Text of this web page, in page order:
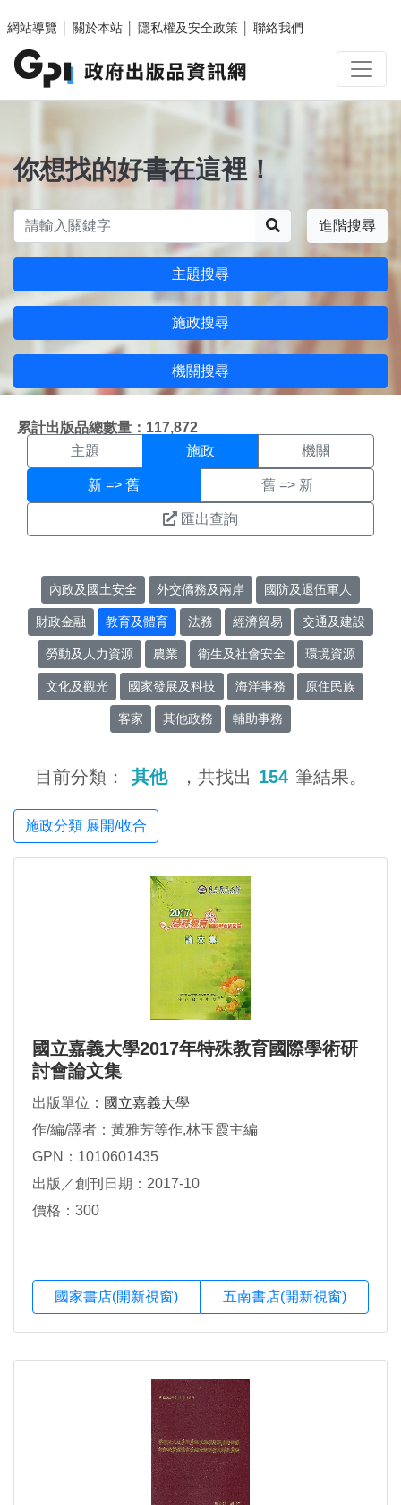
網站導覽
關於本站 隱私權及安全政策 聯絡我們
你想找的好書在這裡！
進階搜尋
主題搜尋
施政搜尋
機關搜尋
累計出版品總數量：117,872
施政搜尋結果頁面
主題 施政 機關
新 => 舊 舊 => 新
匯出查詢
內政及國土安全 外交僑務及兩岸 國防及退伍軍人
財政金融 教育及體育 法務 經濟貿易 交通及建設
勞動及人力資源 農業 衛生及社會安全 環境資源
文化及觀光 國家發展及科技 海洋事務 原住民族
客家 其他政務 輔助事務
目前分類： 其他 ，共找出 154 筆結果。
施政分類 展開/收合
國立嘉義大學2017年特殊教育國際學術研
討會論文集
出版單位： 國立嘉義大學
作/編/譯者：黃雅芳等作,林玉霞主編
GPN：1010601435
出版／創刊日期：2017-10
價格：300
國家書店(開新視窗) 五南書店(開新視窗)